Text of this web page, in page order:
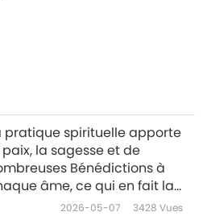
pratique spirituelle apporte
la sagesse et de
Bénédictions à
âme, ce qui en fait la
la plus importante que
2026-05-07 3428 Vues